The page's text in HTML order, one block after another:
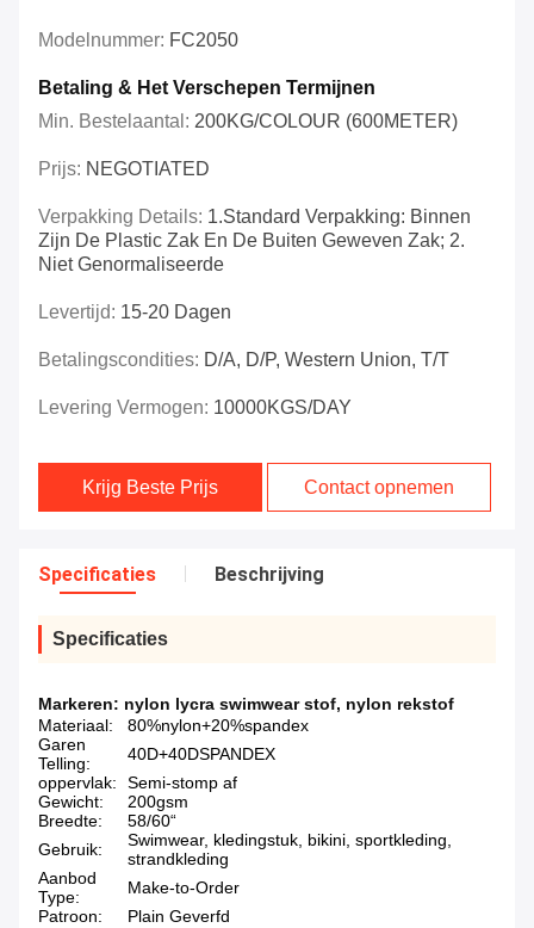
Modelnummer: FC2050
Betaling & Het Verschepen Termijnen
Min. Bestelaantal: 200KG/COLOUR (600METER)
Prijs: NEGOTIATED
Verpakking Details: 1.Standard Verpakking: Binnen
Zijn De Plastic Zak En De Buiten Geweven Zak; 2.
Niet Genormaliseerde
Levertijd: 15-20 Dagen
Betalingscondities: D/A, D/P, Western Union, T/T
Levering Vermogen: 10000KGS/DAY
Krijg Beste Prijs Contact opnemen
Specificaties Beschrijving
Specificaties
Markeren: nylon lycra swimwear stof, nylon rekstof
Materiaal:
80%nylon+20%spandex
Garen
Telling:
40D+40DSPANDEX
oppervlak:
Semi-stomp af
Gewicht:
200gsm
Breedte:
58/60“
Gebruik:
Swimwear, kledingstuk, bikini, sportkleding,
strandkleding
Aanbod
Type:
Make-to-Order
Patroon:
Plain Geverfd